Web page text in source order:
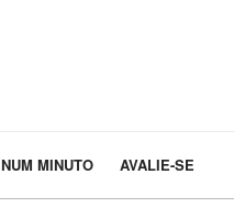
NUM MINUTO AVALIE-SE